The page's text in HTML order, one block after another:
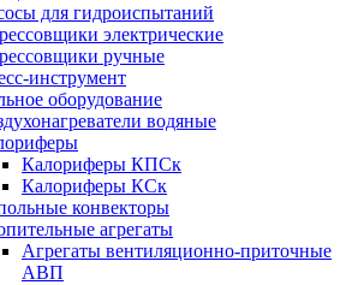
для гидроиспытаний
электрические
ручные
инструмент
оборудование
водяные
Калориферы КПСк
Калориферы КСк
конвекторы
агрегаты
Агрегаты вентиляционно-приточные
АВП